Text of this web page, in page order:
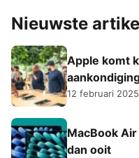
Nieuwste
Apple komt
12 februari 2025
MacBook
dan ooit